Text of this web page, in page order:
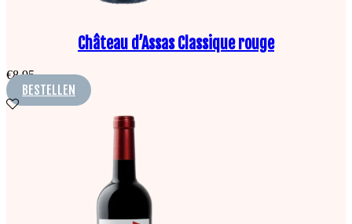
Château d’Assas Classique rouge
€8,95
BESTELLEN